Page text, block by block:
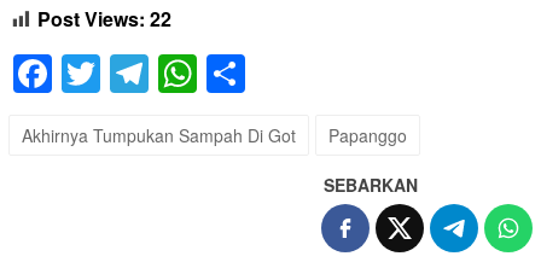
Post Views: 22
Facebook
Twitter
Telegram
WhatsApp
Akhirnya Tumpukan Sampah Di Got Papanggo
SEBARKAN